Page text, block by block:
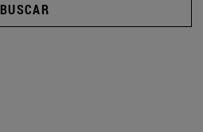
BUSCAR